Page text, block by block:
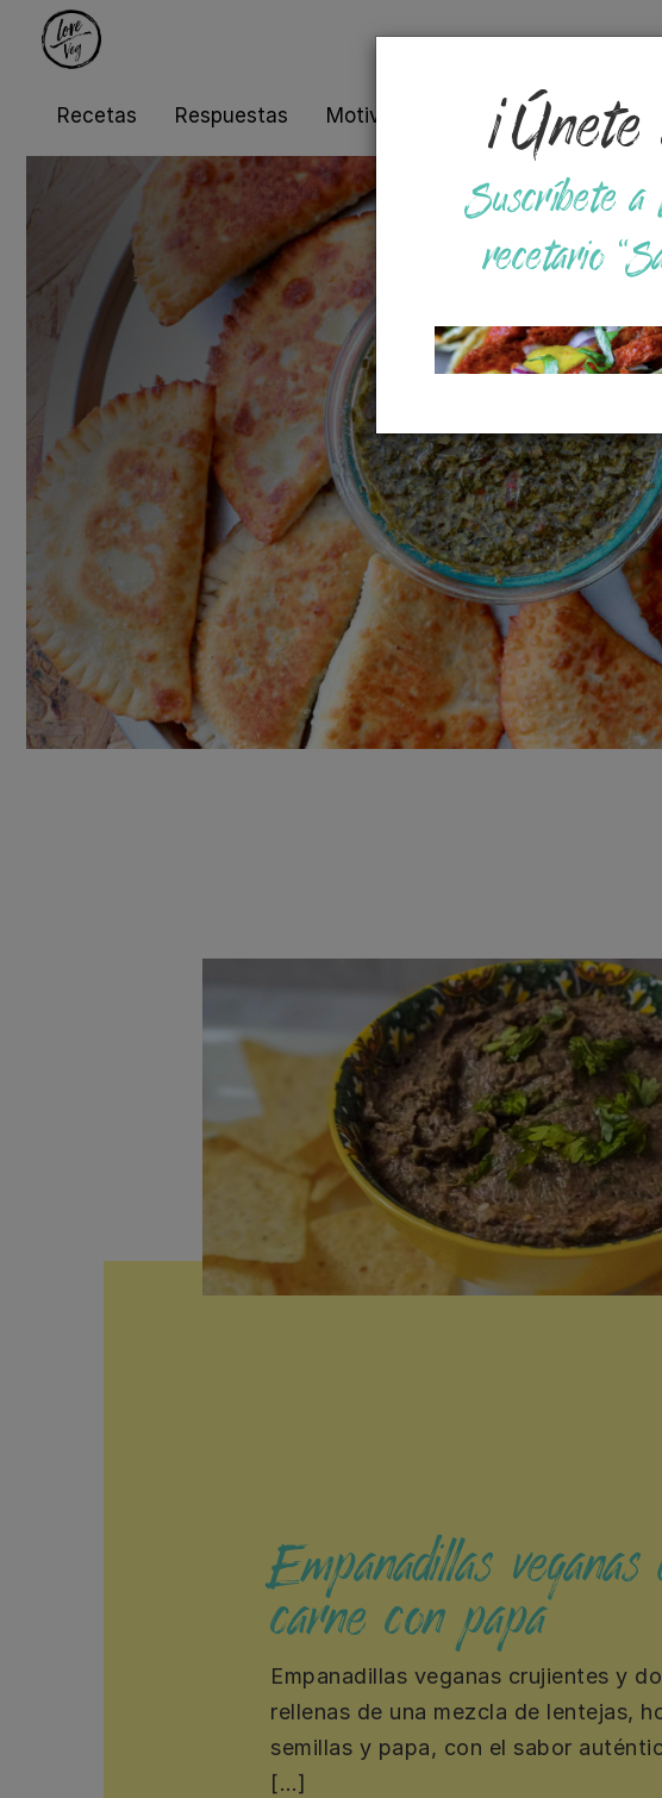
Recetas Respuestas Motivos Salud Tips
Empanadillas veganas
carne con papa
Empanadillas veganas crujientes y
rellenas de una mezcla de lentejas,
semillas y papa, con el sabor
[…]
¡Únete
Suscríbete
recetario